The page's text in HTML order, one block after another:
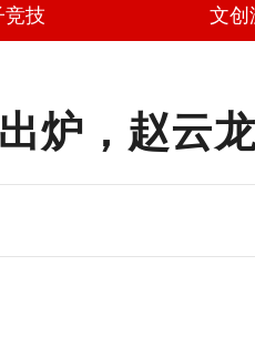
竞技 文创
炉，赵云